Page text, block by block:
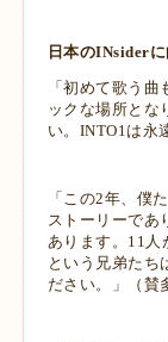
日本のINsider
「初めて歌う
ックな場所とな
い。INTO1は永
「この2年、僕
ストーリーであ
あります。11人
という兄弟たち
ださい。」（賛